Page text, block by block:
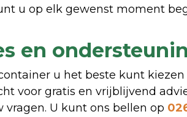
u op elk gewenst moment
en
u het beste kunt
voor gratis en vrijblijvend
U kunt ons bellen op